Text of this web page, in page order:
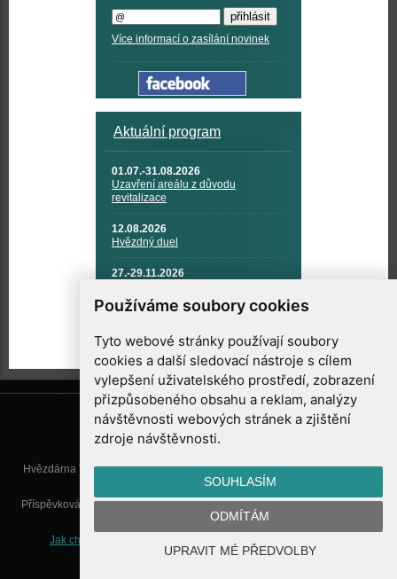
Používáme soubory cookies
Tyto webové stránky používají soubory
cookies a další sledovací nástroje s cílem
vylepšení uživatelského prostředí, zobrazení
přizpůsobeného obsahu a reklam, analýzy
návštěvnosti webových stránek a zjištění
zdroje návštěvnosti.
SOUHLASÍM
ODMÍTÁM
UPRAVIT MÉ PŘEDVOLBY
Více informací o zasílání novinek
Aktuální program
01.07.-31.08.2026
Uzavření areálu z důvodu
revitalizace
12.08.2026
Hvězdný duel
27.-29.11.2026
TECHNIKA A KOSMICKÉ
TECHNOLOGIE
Hvězdárna Valašské Meziříčí, příspěvková organizace, Vsetínská 78, 757
01 Valašské Meziříčí
Příspěvková organizace Zlínského kraje. Telefon:571 611 928, Mobil:777
info@astrovm.cz
Jak chráníme Vaše osobní údaje
WebConsult.cz